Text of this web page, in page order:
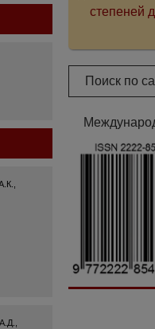
степеней